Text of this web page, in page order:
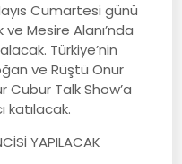
Cumartesi günü
Mesire Alanı’nda
Türkiye’nin
ve Rüştü Onur
Cubur Talk Show’a
katılacak.
YAPILACAK